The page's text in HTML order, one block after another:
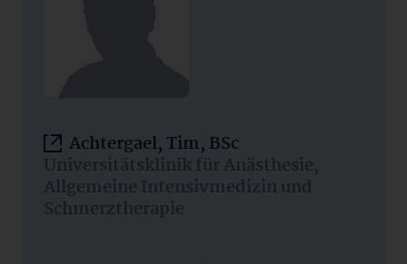
Achtergael, Tim, BSc
Universitätsklinik für Anästhesie,
Allgemeine Intensivmedizin und
Schmerztherapie